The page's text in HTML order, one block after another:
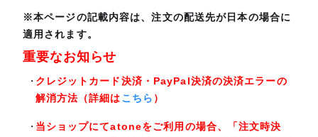
※本ページの記載内容は、注文の配送先が日本の場合に
適用されます。
重要なお知らせ
クレジットカード決済・PayPal決済の決済エラーの
解消方法（詳細はこちら ）
当ショップにてatoneをご利用の場合、「注文時決